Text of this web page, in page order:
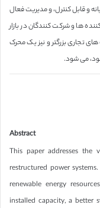
و قابل کنترل، و مدیریت فعال
ها و شرکت کنندگان در بازار
تجاری بزرگتر و نیز یک محرک
می شود.
Abstract
This paper addresses
restructured power
renewable energy
installed capacity, a better